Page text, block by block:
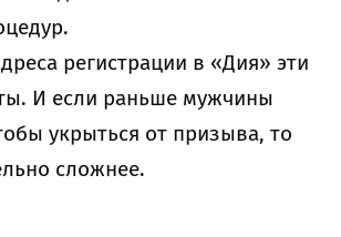
регистрации в «Дия» эти
И если раньше мужчины
укрыться от призыва, то
сложнее.